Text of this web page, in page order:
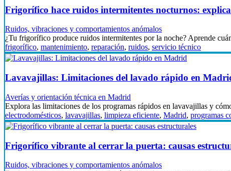
Frigorífico hace ruidos intermitentes nocturnos:
Ruidos, vibraciones y comportamientos anómalos
¿Tu frigorífico produce ruidos intermitentes por la noche? Aprende
frigorífico, mantenimiento, reparación, ruidos, servicio técnico
Lavavajillas: Limitaciones del lavado rápido en
Averías y orientación técnica en Madrid
Explora las limitaciones de los programas rápidos en lavavajillas y
electrodomésticos, lavavajillas, limpieza eficiente, Madrid, programas
Frigorífico vibrante al cerrar la puerta: causas
Ruidos, vibraciones y comportamientos anómalos